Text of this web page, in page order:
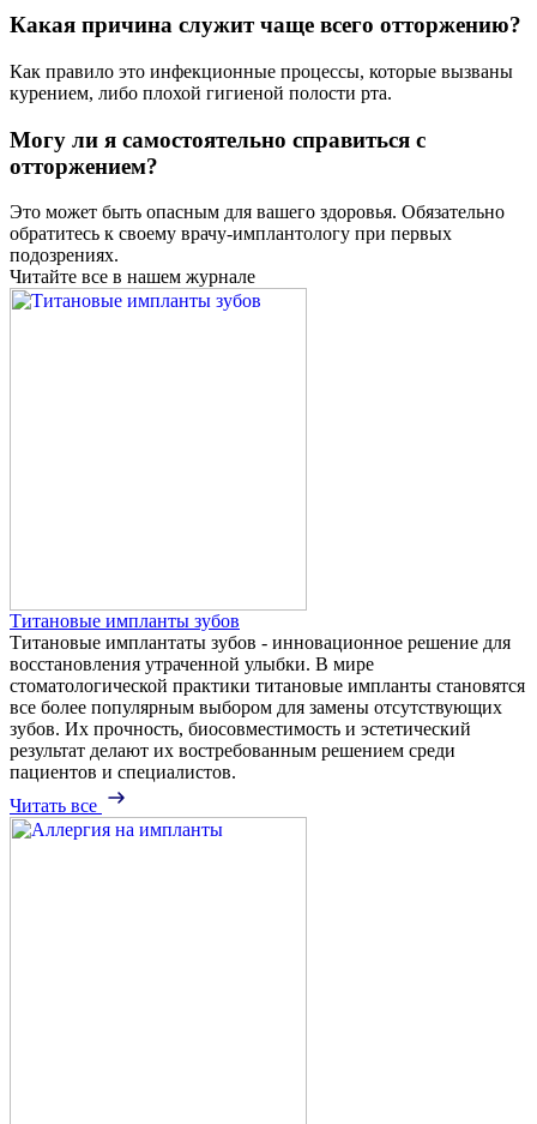
Какая причина служит чаще всего отторжению?
Как правило это инфекционные процессы, которые вызваны
курением, либо плохой гигиеной полости рта.
Могу ли я самостоятельно справиться с
отторжением?
Это может быть опасным для вашего здоровья. Обязательно
обратитесь к своему врачу-имплантологу при первых
подозрениях.
Читайте все в нашем журнале
Титановые импланты зубов
Титановые имплантаты зубов - инновационное решение для
восстановления утраченной улыбки. В мире
стоматологической практики титановые импланты становятся
все более популярным выбором для замены отсутствующих
зубов. Их прочность, биосовместимость и эстетический
результат делают их востребованным решением среди
пациентов и специалистов.
Читать все